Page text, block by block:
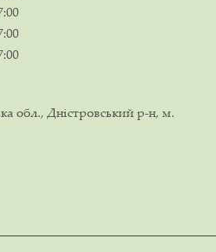
обл., Дністровський р-н, м.